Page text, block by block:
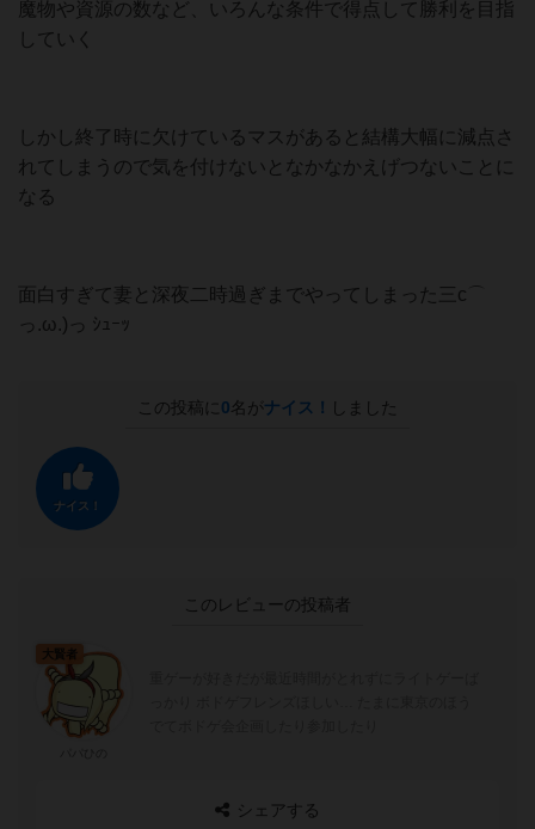
魔物や資源の数など、いろんな条件で得点して勝利を目指
していく
しかし終了時に欠けているマスがあると結構大幅に減点さ
れてしまうので気を付けないとなかなかえげつないことに
なる
面白すぎて妻と深夜二時過ぎまでやってしまった三c⌒
っ.ω.)っ ｼｭｰｯ
この投稿に 0名がナイス！ しました
ナイス！
このレビューの投稿者
大賢者
シェアする